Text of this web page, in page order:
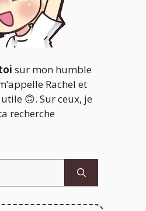
sur mon humble
Rachel et
utile 🙃. Sur ceux, je
recherche